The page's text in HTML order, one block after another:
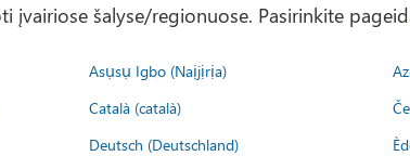
įvairiose šalyse/regionuose. Pasirinkite
Asụsụ Igbo (Naịjịrịa)
Català (català)
Deutsch (Deutschland)